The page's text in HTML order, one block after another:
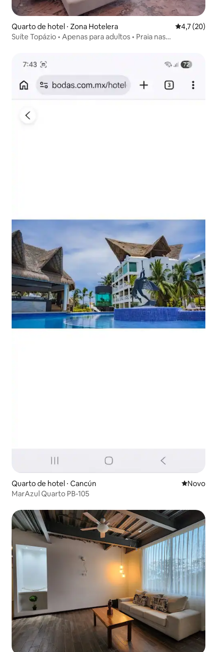
Quarto de hotel ⋅ Zona Hotelera 4,7 de uma
4,7 (20)
Suíte Topázio • Apenas para adultos • Praia nas
Quarto de hotel ⋅ Cancún Novo
Novo
MarAzul Quarto PB-105